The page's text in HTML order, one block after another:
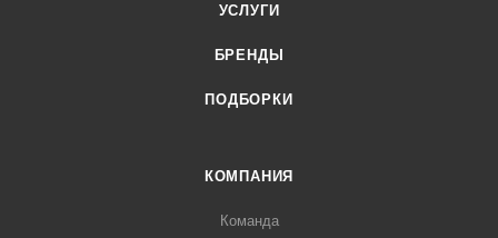
УСЛУГИ
БРЕНДЫ
ПОДБОРКИ
КОМПАНИЯ
Команда